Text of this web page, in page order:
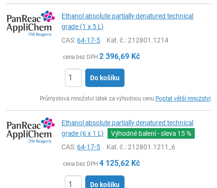
Ethanol absolute partially denatured technical
grade (1 x 5 L)
CAS:64-17-5 Kat. č.: 212801.1214
cena bez DPH 2 396,69 Kč
Do košíku
Průmyslová množství látek za výhodnou cenu Poptat větší množství
Ethanol absolute partially denatured technical
grade (6 x 1 L)
Výhodné balení - sleva 15 %
CAS:64-17-5 Kat. č.: 212801.1211_6
cena bez DPH 4 125,62 Kč
Do košíku